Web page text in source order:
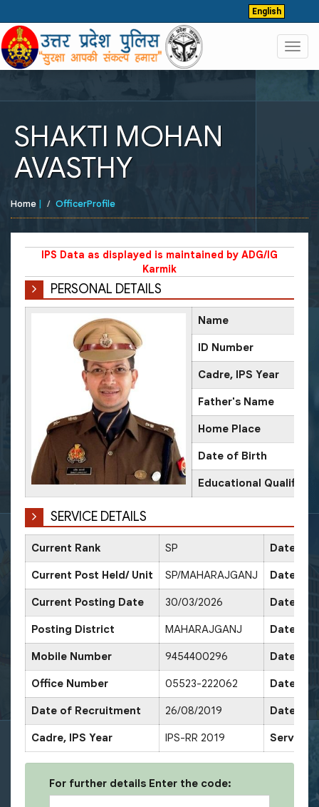
English
SHAKTI MOHAN
AVASTHY
Home | OfficerProfile
IPS Data as displayed is maintained by ADG/IG
Karmik
PERSONAL DETAILS
Name
ID Number
Cadre, IPS Year
Father's Name
Home Place
Date of Birth
Educational
SERVICE DETAILS
Current Rank SP Date of
Current Post Held/ Unit SP/MAHARAJGANJ Date of
Current Posting Date 30/03/2026 Date of
Posting District MAHARAJGANJ Date of
Mobile Number 9454400296 Date of
Office Number 05523-222062 Date of
Date of Recruitment 26/08/2019 Date of
Cadre, IPS Year IPS-RR 2019 Service
For further details Enter the code: